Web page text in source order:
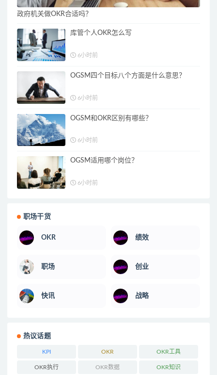
政府机关做OKR合适吗？
库管个人OKR怎么写
6小时前
OGSM四个目标八个方面是什么意思？
6小时前
OGSM和OKR区别有哪些？
6小时前
OGSM适用哪个岗位？
6小时前
职场干货
OKR 绩效
职场 创业
快讯 战略
热议话题
KPI OKR OKR工具
OKR执行 OKR数据 OKR知识